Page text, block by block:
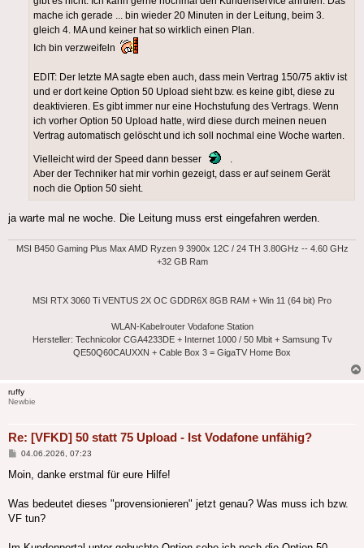
mache ich gerade ... bin wieder 20 Minuten in der Leitung, beim 3.
gleich 4. MA und keiner hat so wirklich einen Plan.
Ich bin verzweifeln
EDIT: Der letzte MA sagte eben auch, dass mein Vertrag 150/75 aktiv ist
und er dort keine Option 50 Upload sieht bzw. es keine gibt, diese zu
deaktivieren. Es gibt immer nur eine Hochstufung des Vertrags. Wenn
ich vorher Option 50 Upload hatte, wird diese durch meinen neuen
Vertrag automatisch gelöscht und ich soll nochmal eine Woche warten.
Vielleicht wird der Speed dann besser
.
Aber der Techniker hat mir vorhin gezeigt, dass er auf seinem Gerät
noch die Option 50 sieht.
ja warte mal ne woche. Die Leitung muss erst eingefahren werden.
MSI B450 Gaming Plus Max AMD Ryzen 9 3900x 12C / 24 TH 3.80GHz -- 4.60 GHz
+32 GB Ram
MSI RTX 3060 Ti VENTUS 2X OC GDDR6X 8GB RAM + Win 11 (64 bit) Pro
WLAN-Kabelrouter Vodafone Station
Hersteller: Technicolor CGA4233DE + Internet 1000 / 50 Mbit + Samsung Tv
QE50Q60CAUXXN + Cable Box 3 = GigaTV Home Box
ruffy
Newbie
Re: [VFKD] 50 statt 75 Upload - Ist Vodafone unfähig?
Beitrag
04.06.2026, 07:23
Moin, danke erstmal für eure Hilfe!
Was bedeutet dieses "provensionieren" jetzt genau? Was muss ich bzw.
VF tun?